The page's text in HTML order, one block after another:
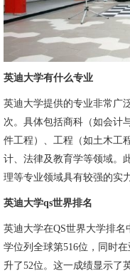
英迪大学有什么专业
英迪大学提供的专业非常广
次。具体包括商科（如会计
件工程）、工程（如土木工
计、法律及教育学等领域。
理等专业领域具有较强的实力
英迪大学qs世界排名
英迪大学在QS世界大学排
学位列全球第516位，同时
升了52位。这一成绩显示了